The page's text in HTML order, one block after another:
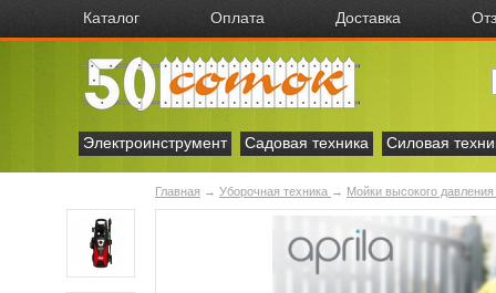
Каталог Оплата Доставка
Электроинструмент Садовая техника Силовая
Главная → Уборочная техника → Мойки высокого давления